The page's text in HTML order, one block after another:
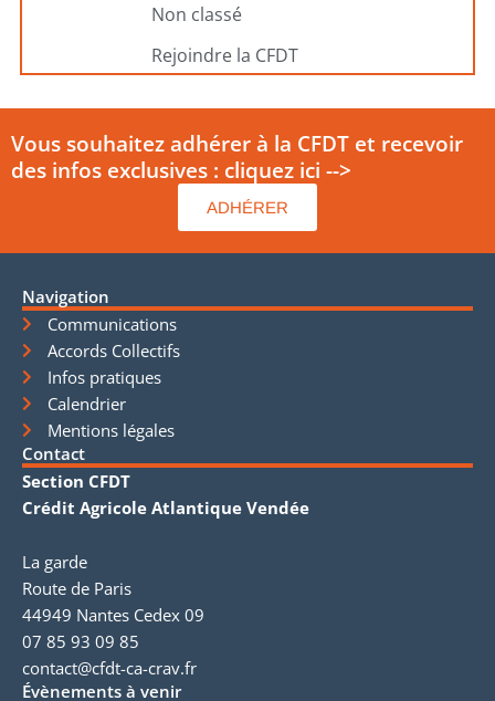
Non classé
Rejoindre la CFDT
Vous souhaitez adhérer à la CFDT et recevoir
des infos exclusives : cliquez ici -->
ADHÉRER
Navigation
Communications
Accords Collectifs
Infos pratiques
Calendrier
Mentions légales
Contact
Section CFDT
Crédit Agricole Atlantique Vendée
La garde
Route de Paris
44949 Nantes Cedex 09
07 85 93 09 85
contact@cfdt-ca-crav.fr
Évènements à venir